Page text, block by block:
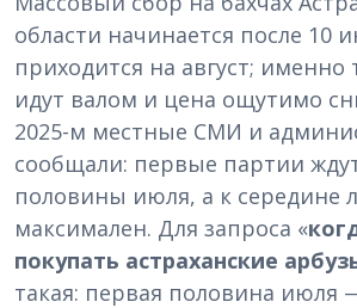
области начинается после 10
приходится на август; именно
идут валом и цена ощутимо
2025-м местные СМИ и
сообщали: первые партии
половины июля, а к середине
максимален. Для запроса «
покупать астраханские
такая: первая половина июля